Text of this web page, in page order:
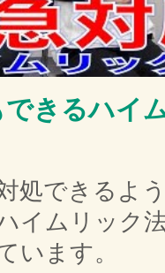
きるハイ
処できるよ
イムリック
います。